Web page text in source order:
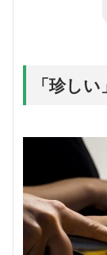
「珍し